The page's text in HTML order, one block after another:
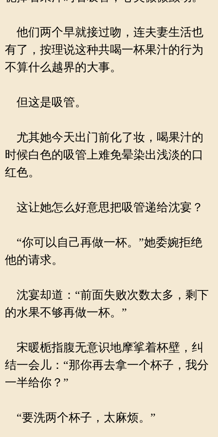
他们两个早就接过吻，连夫妻生活也
有了，按理说这种共喝一杯果汁的行为
不算什么越界的大事。
但这是吸管。
尤其她今天出门前化了妆，喝果汁的
时候白色的吸管上难免晕染出浅淡的口
红色。
这让她怎么好意思把吸管递给沈宴？
“你可以自己再做一杯。”她委婉拒绝
他的请求。
沈宴却道：“前面失败次数太多，剩下
的水果不够再做一杯。”
宋暖栀指腹无意识地摩挲着杯壁，纠
结一会儿：“那你再去拿一个杯子，我分
一半给你？”
“要洗两个杯子，太麻烦。”